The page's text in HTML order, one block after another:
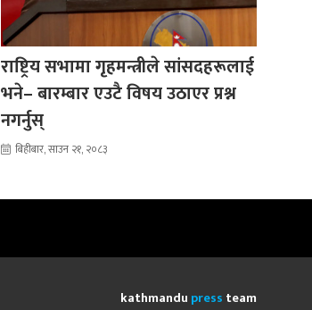
राष्ट्रिय सभामा गृहमन्त्रीले सांसदहरूलाई
भने– बारम्बार एउटै विषय उठाएर प्रश्न
नगर्नुस्
बिहीबार, साउन २१, २०८३
kathmandu press team